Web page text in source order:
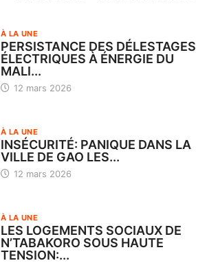
À LA UNE
PERSISTANCE DES DÉLESTAGES
ÉLECTRIQUES À ÉNERGIE DU
MALI...
12 mars 2026
À LA UNE
INSÉCURITÉ: PANIQUE DANS LA
VILLE DE GAO LES...
12 mars 2026
À LA UNE
LES LOGEMENTS SOCIAUX DE
N’TABAKORO SOUS HAUTE
TENSION:...